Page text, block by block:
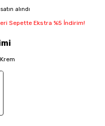
alındı
Sepette Ekstra %5 İndirim!
Krem